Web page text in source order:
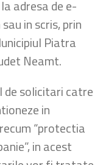
adresa de e-
in scris, prin
Piatra
Neamt.
solicitari catre
in
“protectia
in acest